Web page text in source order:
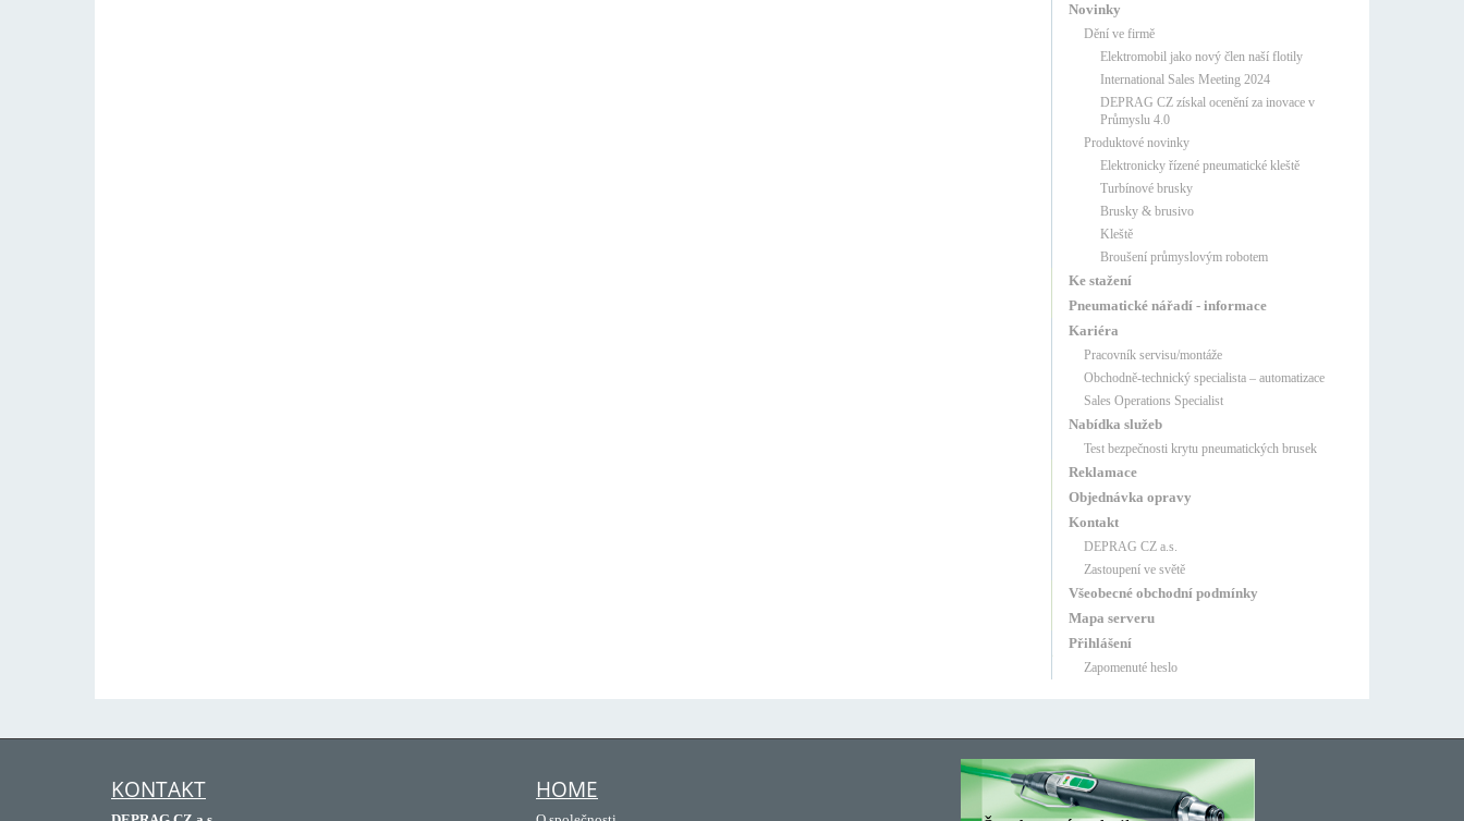
Novinky
Dění ve firmě
Elektromobil jako nový člen naší flotily
International Sales Meeting 2024
DEPRAG CZ získal ocenění za inovace v
Průmyslu 4.0
Produktové novinky
Elektronicky řízené pneumatické kleště
Turbínové brusky
Brusky & brusivo
Kleště
Broušení průmyslovým robotem
Ke stažení
Pneumatické nářadí - informace
Kariéra
Pracovník servisu/montáže
Obchodně-technický specialista – automatizace
Sales Operations Specialist
Nabídka služeb
Test bezpečnosti krytu pneumatických brusek
Reklamace
Objednávka opravy
Kontakt
DEPRAG CZ a.s.
Zastoupení ve světě
Všeobecné obchodní podmínky
Mapa serveru
Přihlášení
Zapomenuté heslo
KONTAKT HOME